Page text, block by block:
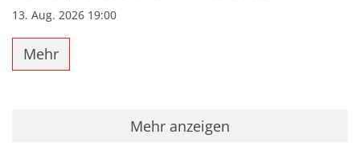
13. Aug. 2026 19:00
Mehr
Mehr anzeigen